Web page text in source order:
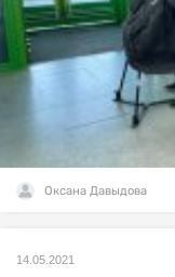
Оксана Давыдова
14.05.2021